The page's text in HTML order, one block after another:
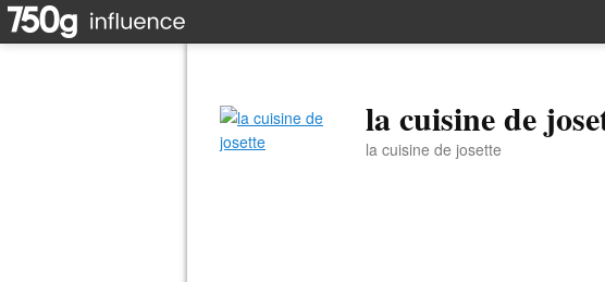
la cuisine de
la cuisine de josette